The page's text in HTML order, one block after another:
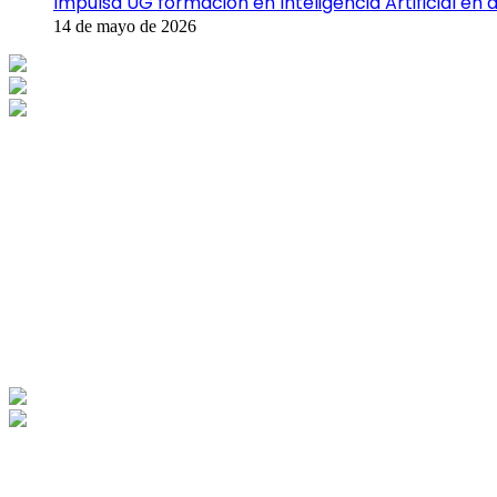
14 de mayo de 2026